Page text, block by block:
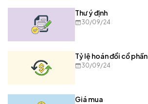
Thư ý định
30/09/24
Tỷ lệ hoán đổi cổ phần
30/09/24
Giá mua